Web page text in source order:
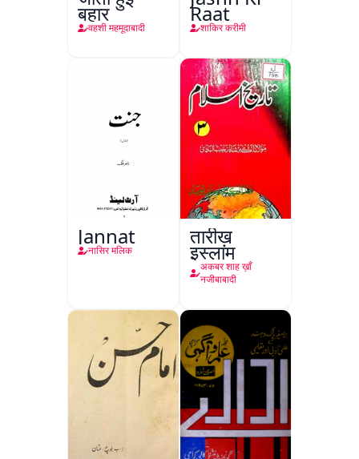
बहार
वहशी महमूदाबादी
Raat
शाकिर करीमी
Jannat
नासिर मलिक
तारीख़
इस्लाम
अकबर शाह ख़ाँ
नजीबाबादी